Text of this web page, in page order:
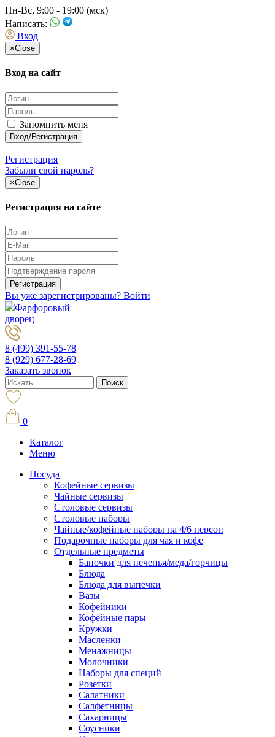
Пн-Вс, 9:00 - 19:00 (мск)
Написать:
Вход
×Close
Вход на сайт
Запомнить меня
Регистрация
Забыли свой пароль?
×Close
Регистрация на сайте
Вы уже зарегистрированы? Войти
Фарфоровый
дворец
8 (499) 391-55-78
8 (929) 677-28-69
Заказать звонок
0
Каталог
Меню
Посуда
Кофейные сервизы
Чайные сервизы
Столовые сервизы
Столовые наборы
Чайные/кофейные наборы на 4/6 персон
Подарочные наборы для чая и кофе
Отдельные предметы
Баночки для печенья/меда/горчицы
Блюда
Блюда для выпечки
Вазы
Кофейники
Кофейные пары
Кружки
Масленки
Менажницы
Молочники
Наборы для специй
Розетки
Салатники
Салфетницы
Сахарницы
Соусники